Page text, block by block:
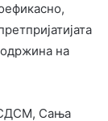
на
СДСМ, Сања